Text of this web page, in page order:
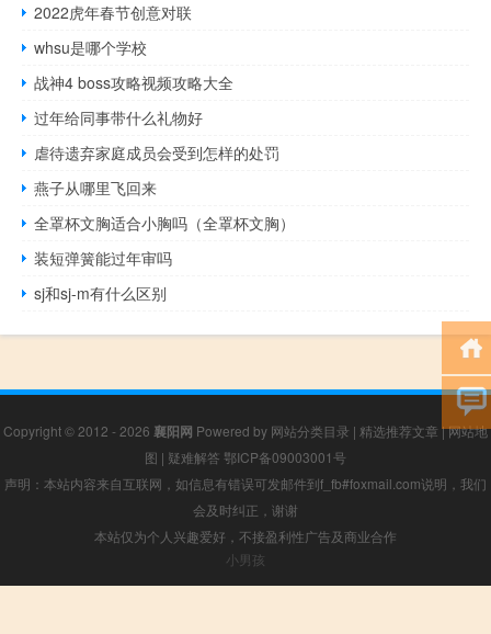
2022虎年春节创意对联
whsu是哪个学校
战神4 boss攻略视频攻略大全
过年给同事带什么礼物好
虐待遗弃家庭成员会受到怎样的处罚
燕子从哪里飞回来
全罩杯文胸适合小胸吗（全罩杯文胸）
装短弹簧能过年审吗
sj和sj-m有什么区别
Copyright © 2012 - 2026 襄阳网 Powered by 网站分类目录 | 精选推荐文章 |网站地
图 | 疑难解答 鄂ICP备09003001号
声明：本站内容来自互联网，如信息有错误可发邮件到f_fb#foxmail.com说明，我们
会及时纠正，谢谢
本站仅为个人兴趣爱好，不接盈利性广告及商业合作
小男孩